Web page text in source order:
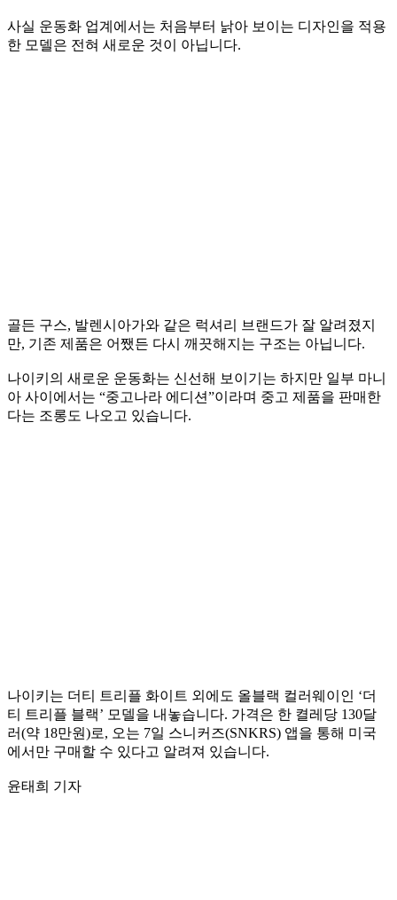
사실 운동화 업계에서는 처음부터 낡아 보이는 디자인을 적용
한 모델은 전혀 새로운 것이 아닙니다.
골든 구스, 발렌시아가와 같은 럭셔리 브랜드가 잘 알려졌지
만, 기존 제품은 어쨌든 다시 깨끗해지는 구조는 아닙니다.
나이키의 새로운 운동화는 신선해 보이기는 하지만 일부 마니
아 사이에서는 “중고나라 에디션”이라며 중고 제품을 판매한
다는 조롱도 나오고 있습니다.
나이키는 더티 트리플 화이트 외에도 올블랙 컬러웨이인 ‘더
티 트리플 블랙’ 모델을 내놓습니다. 가격은 한 켤레당 130달
러(약 18만원)로, 오는 7일 스니커즈(SNKRS) 앱을 통해 미국
에서만 구매할 수 있다고 알려져 있습니다.
윤태희 기자